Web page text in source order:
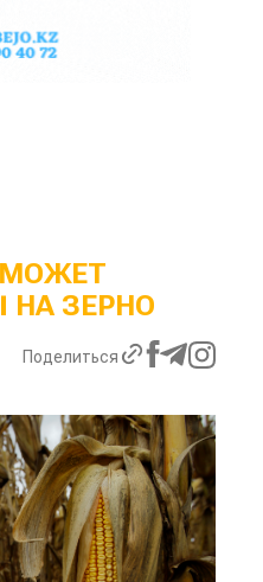
НА ЗЕРНО
Поделиться